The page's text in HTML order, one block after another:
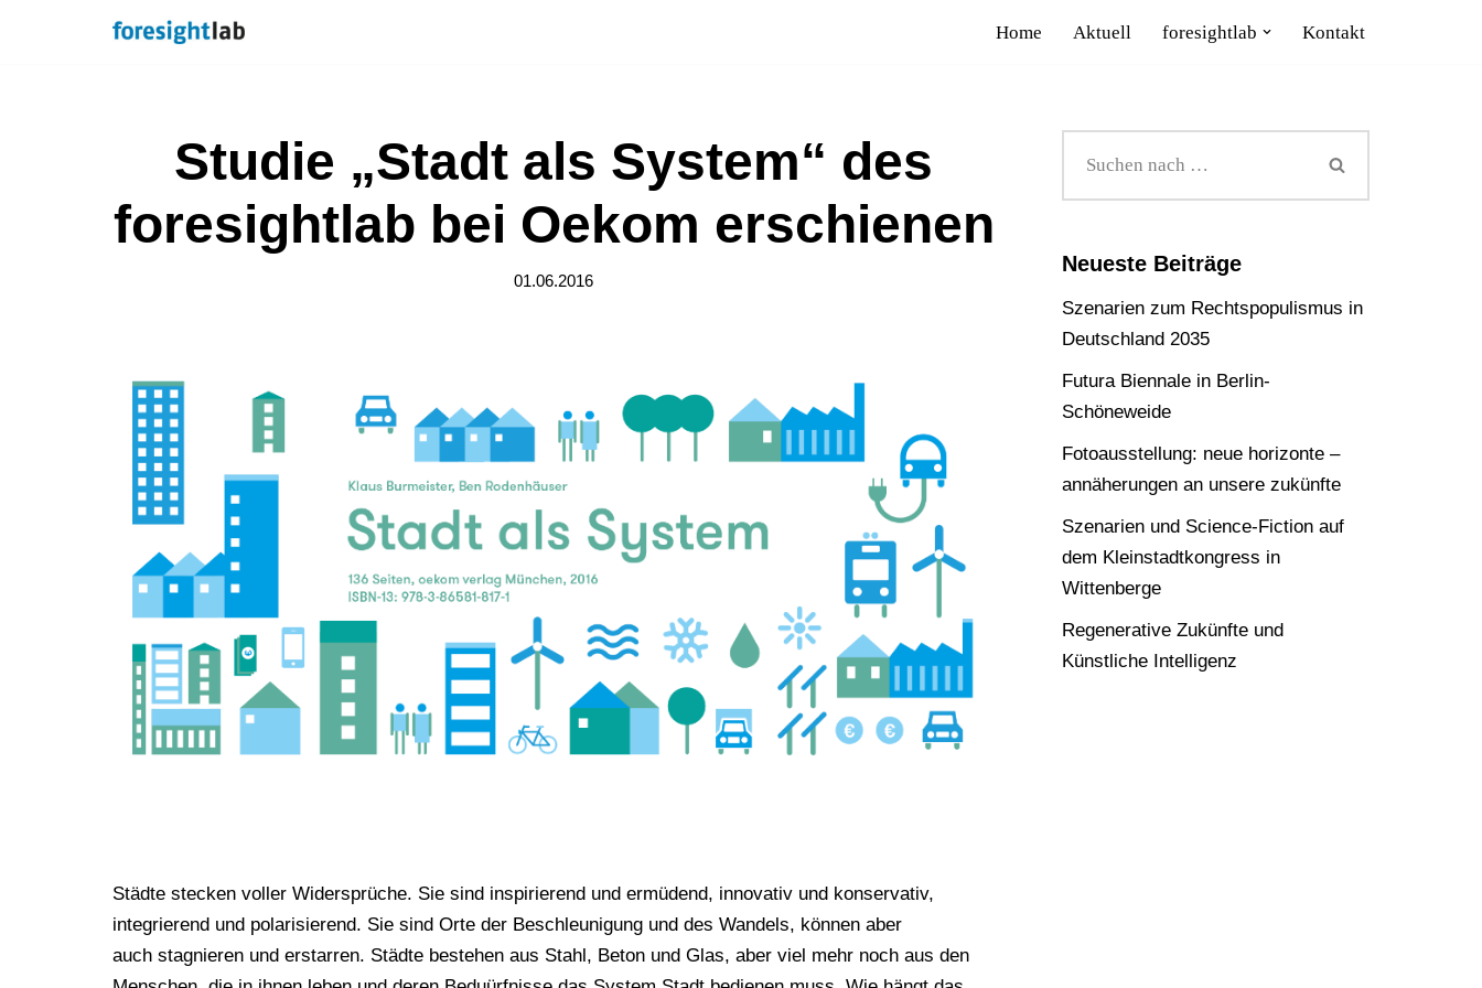
Home Aktuell foresightlab Kontakt
Studie „Stadt als System“ des
foresightlab bei Oekom erschienen
01.06.2016
Städte stecken voller Widersprüche. Sie sind inspirierend und ermüdend, innovativ und konservativ,
integrierend und polarisierend. Sie sind Orte der Beschleunigung und des Wandels, können aber
auch stagnieren und erstarren. Städte bestehen aus Stahl, Beton und Glas, aber viel mehr noch aus den
Neueste Beiträge
Szenarien zum Rechtspopulismus in
Deutschland 2035
Futura Biennale in Berlin-
Schöneweide
Fotoausstellung: neue horizonte –
annäherungen an unsere zukünfte
Szenarien und Science-Fiction auf
dem Kleinstadtkongress in
Wittenberge
Regenerative Zukünfte und
Künstliche Intelligenz